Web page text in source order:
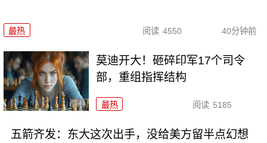
最热 阅读 4550 40分钟前
莫迪开大！砸碎印军17个司令
部，重组指挥结构
最热 阅读 5185
五箭齐发：东大这次出手，没给美方留半点幻想